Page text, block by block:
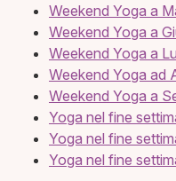
Weekend Yoga a
Weekend Yoga a
Weekend Yoga a
Weekend Yoga ad
Weekend Yoga a
Yoga nel fine
Yoga nel fine
Yoga nel fine